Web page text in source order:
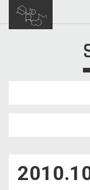
2
3